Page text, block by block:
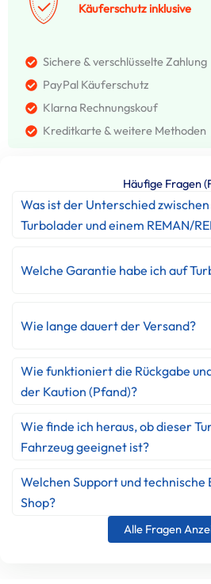
Käuferschutz inklusive
Sichere & verschlüsselte Zahlung
PayPal Käuferschutz
Klarna Rechnungskouf
Kreditkarte & weitere Methoden
Häufige Fragen
Was ist der Unterschied
Turbolader und einem REMAN/
Welche Garantie habe ich auf
Wie lange dauert der Versand?
Wie funktioniert die Rückgabe
der Kaution (Pfand)?
Wie finde ich heraus, ob dieser
Fahrzeug geeignet ist?
Welchen Support und
Shop?
Alle Fragen